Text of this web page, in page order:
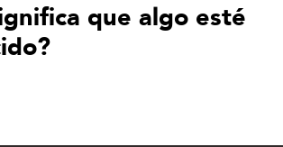
que algo esté